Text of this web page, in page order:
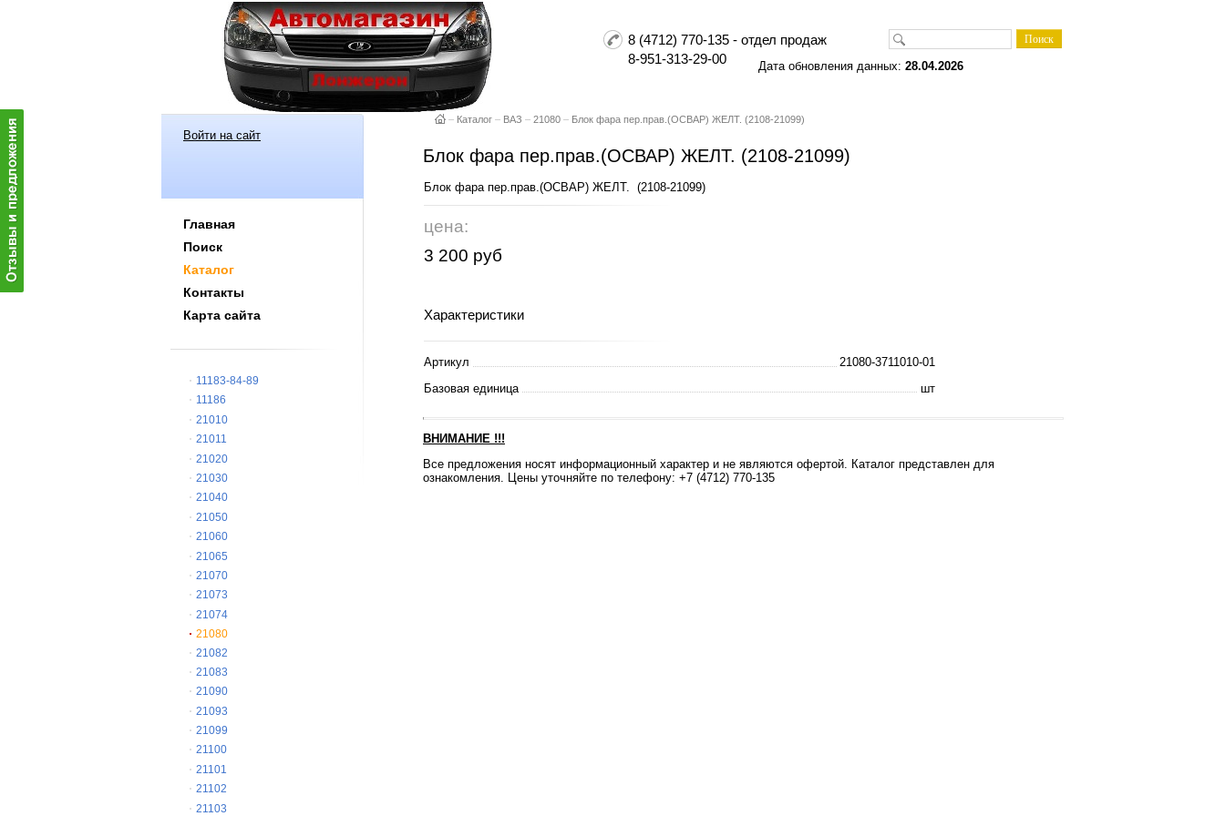
8 (4712) 770-135 - отдел продаж
8-951-313-29-00
Дата обновления данных: 28.04.2026
Войти на сайт
Главная
Поиск
Каталог
Контакты
Карта сайта
11183-84-89
11186
21010
21011
21020
21030
21040
21050
21060
21065
21070
21073
21074
21080
21082
21083
21090
21093
21099
21100
21101
21102
21103
– Каталог – ВАЗ – 21080 – Блок фара пер.прав.(ОСВАР) ЖЕЛТ. (2108-21099)
Блок фара пер.прав.(ОСВАР) ЖЕЛТ. (2108-21099)
Блок фара пер.прав.(ОСВАР) ЖЕЛТ. (2108-21099)
цена:
3 200 руб
Характеристики
Артикул
21080-3711010-01
Базовая единица
шт
ВНИМАНИЕ !!!
Все предложения носят информационный характер и не являются офертой. Каталог представлен для
ознакомления. Цены уточняйте по телефону: +7 (4712) 770-135